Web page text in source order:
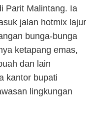
Parit Malintang. Ia
jalan hotmix lajur
bunga-bunga
ketapang emas,
dan lain
kantor bupati
lingkungan